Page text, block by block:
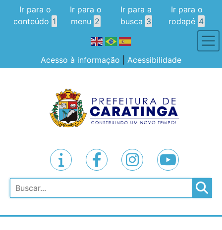
Ir para o
conteúdo 1
Ir para o
menu 2
Ir para a
busca 3
Ir para o
rodapé 4
Acesso à informação Acessibilidade
Pesquisar